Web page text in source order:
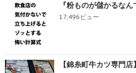
『粉ものが儲かるな
17,496ビュー
【錦糸町牛カツ専門